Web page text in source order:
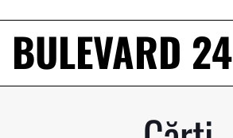
BULEVARD 24